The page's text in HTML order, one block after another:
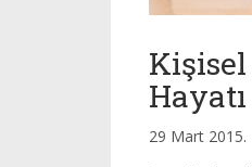
Kişisel
Hayatı
29 Mart 2015.